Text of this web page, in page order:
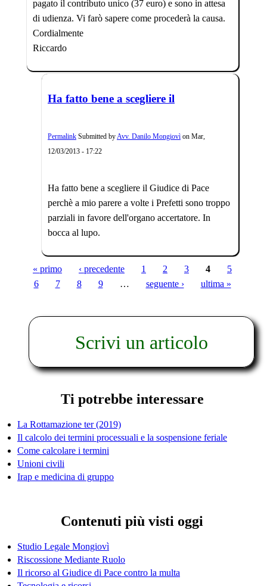
pagato il contributo unico (37 euro) e sono in attesa
di udienza. Vi farò sapere come procederà la causa.
Cordialmente
Riccardo
Ha fatto bene a scegliere il
Permalink Submitted by Avv. Danilo Mongiovì on Mar,
12/03/2013 - 17:22
Ha fatto bene a scegliere il Giudice di Pace
perchè a mio parere a volte i Prefetti sono troppo
parziali in favore dell'organo accertatore. In
bocca al lupo.
Pagine
« primo ‹ precedente 1 2 3 4
5
6
7 8 9 … seguente › ultima »
Scrivi un articolo
Ti potrebbe interessare
La Rottamazione ter (2019)
Il calcolo dei termini processuali e la sospensione feriale
Come calcolare i termini
Unioni civili
Irap e medicina di gruppo
Contenuti più visti oggi
Studio Legale Mongiovì
Riscossione Mediante Ruolo
Il ricorso al Giudice di Pace contro la multa